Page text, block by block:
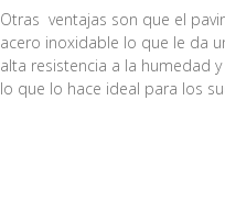
Otras ventajas son que el
acero inoxidable lo que le da
alta resistencia a la humedad
lo que lo hace ideal para los